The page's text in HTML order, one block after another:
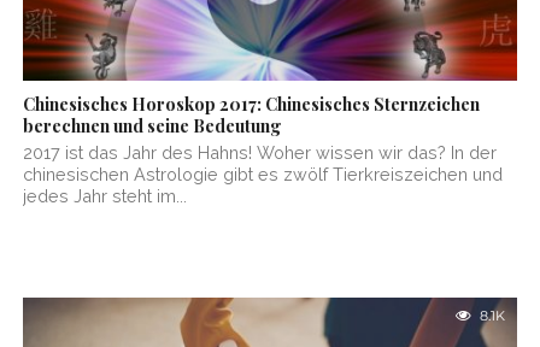
Chinesisches Horoskop 2017: Chinesisches Sternzeichen
berechnen und seine Bedeutung
2017 ist das Jahr des Hahns! Woher wissen wir das? In der
chinesischen Astrologie gibt es zwölf Tierkreiszeichen und
jedes Jahr steht im...
8.1K